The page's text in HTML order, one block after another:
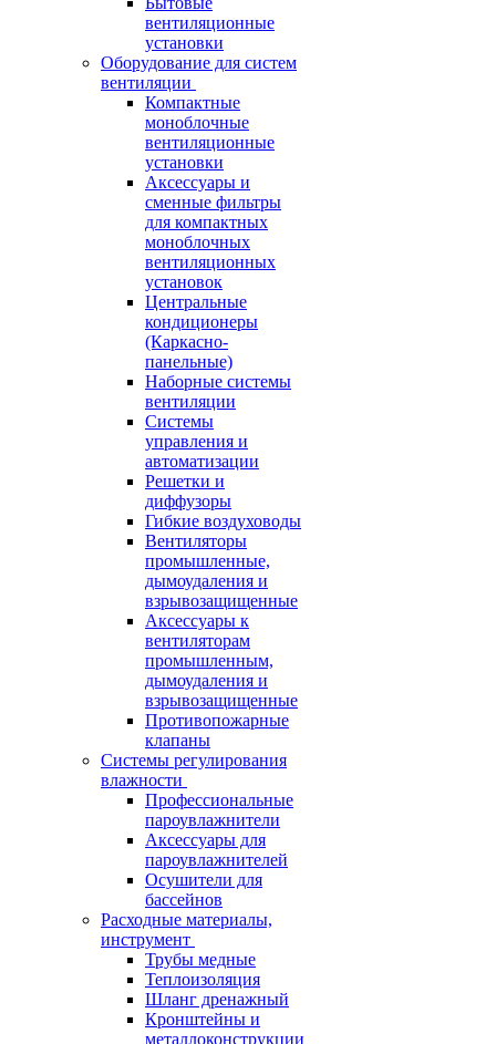
вентиляционные
установки
Оборудование для систем
вентиляции
Компактные
моноблочные
вентиляционные
установки
Аксессуары и
сменные фильтры
для компактных
моноблочных
вентиляционных
установок
Центральные
кондиционеры
(Каркасно-
панельные)
Наборные системы
вентиляции
Системы
управления и
автоматизации
Решетки и
диффузоры
Гибкие воздуховоды
Вентиляторы
промышленные,
дымоудаления и
взрывозащищенные
Аксессуары к
вентиляторам
промышленным,
дымоудаления и
взрывозащищенные
Противопожарные
клапаны
Системы регулирования
влажности
Профессиональные
пароувлажнители
Аксессуары для
пароувлажнителей
Осушители для
бассейнов
Расходные материалы,
инструмент
Трубы медные
Теплоизоляция
Шланг дренажный
Кронштейны и
металлоконструкции